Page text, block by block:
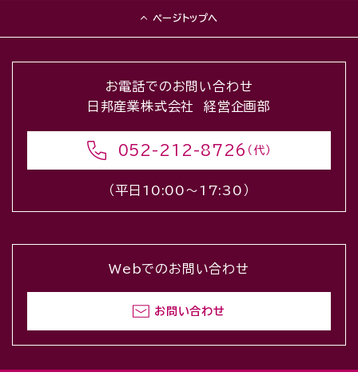
ページトップへ
お電話でのお問い合わせ
日邦産業株式会社 経営企画部
052-212-8726 （代）
（平日10:00〜17:30）
Webでのお問い合わせ
お問い合わせ